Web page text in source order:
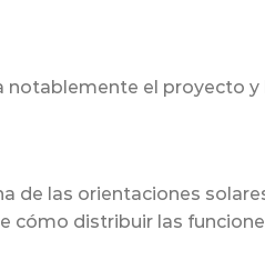
notablemente el proyecto
de las orientaciones
cómo distribuir las